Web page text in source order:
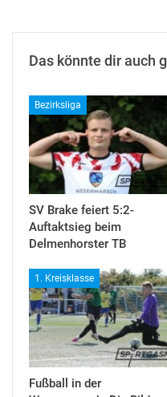
Das könnte dir auch
Bezirksliga
SV Brake feiert 5:2-
Auftaktsieg beim
Delmenhorster TB
1. Kreisklasse
Fußball in der